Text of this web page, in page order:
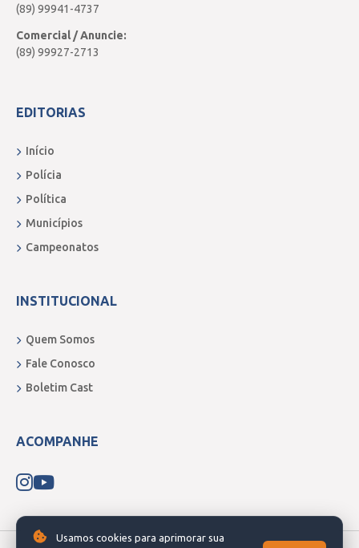
(89) 99941-4737
Comercial / Anuncie:
(89) 99927-2713
EDITORIAS
Início
Polícia
Política
Municípios
Campeonatos
INSTITUCIONAL
Quem Somos
Fale Conosco
Boletim Cast
ACOMPANHE
Usamos cookies para aprimorar sua